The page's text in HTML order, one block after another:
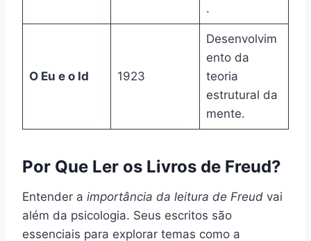
.
O Eu e o Id 1923
Desenvolvim
ento da
teoria
estrutural da
mente.
Por Que Ler os Livros de Freud?
Entender a importância da leitura de Freud vai
além da psicologia. Seus escritos são
essenciais para explorar temas como a